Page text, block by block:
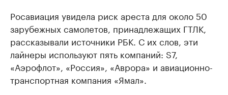
Росавиация увидела риск ареста для около 50
зарубежных самолетов, принадлежащих ГТЛК,
рассказывали источники РБК. С их слов, эти
лайнеры используют пять компаний: S7,
«Аэрофлот», «Россия», «Аврора» и авиационно-
транспортная компания «Ямал».